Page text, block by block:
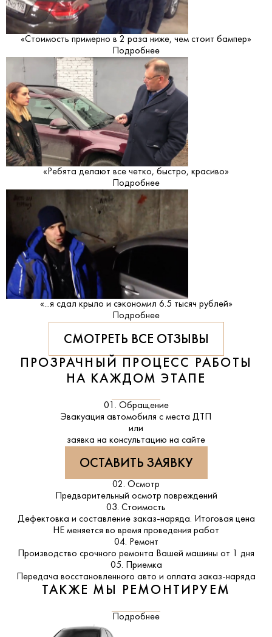
«Стоимость примерно в 2 раза ниже, чем стоит бампер»
Подробнее
«Ребята делают все четко, быстро, красиво»
Подробнее
«...я сдал крыло и сэкономил 6.5 тысяч рублей»
Подробнее
СМОТРЕТЬ ВСЕ ОТЗЫВЫ
ПРОЗРАЧНЫЙ ПРОЦЕСС РАБОТЫ
НА КАЖДОМ ЭТАПЕ
01. Обращение
Эвакуация автомобиля с места ДТП
или
заявка на консультацию на сайте
ОСТАВИТЬ ЗАЯВКУ
02. Осмотр
Предварительный осмотр повреждений
03. Стоимость
Дефектовка и составление заказ-наряда. Итоговая цена
НЕ меняется во время проведения работ
04. Ремонт
Производство срочного ремонта Вашей машины от 1 дня
05. Приемка
Передача восстановленного авто и оплата заказ-наряда
ТАКЖЕ МЫ РЕМОНТИРУЕМ
Подробнее